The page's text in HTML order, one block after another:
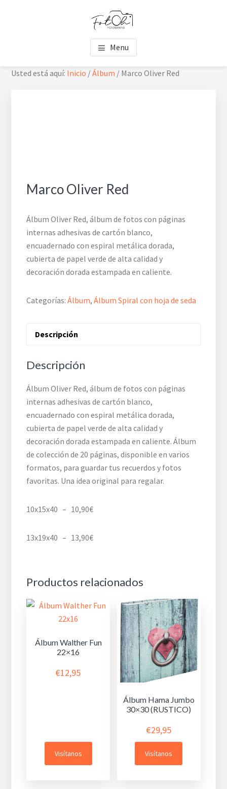
Menu
Usted está aquí: Inicio /Álbum / Marco Oliver Red
Marco Oliver Red
Álbum Oliver Red, álbum de fotos con páginas
internas adhesivas de cartón blanco,
encuadernado con espiral metálica dorada,
cubierta de papel verde de alta calidad y
decoración dorada estampada en caliente.
Categorías:Álbum,Álbum Spiral con hoja de seda
Descripción
Descripción
Álbum Oliver Red, álbum de fotos con páginas
internas adhesivas de cartón blanco,
encuadernado con espiral metálica dorada,
cubierta de papel verde de alta calidad y
decoración dorada estampada en caliente. Álbum
de colección de 20 páginas, disponible en varios
formatos, para guardar tus recuerdos y fotos
favoritas. Una idea original para regalar.
10x15x40 – 10,90€
13x19x40 – 13,90€
Productos relacionados
Álbum Walther Fun
22×16
€12,95
Visítanos
Álbum Hama Jumbo
30×30 (RUSTICO)
€29,95
Visítanos